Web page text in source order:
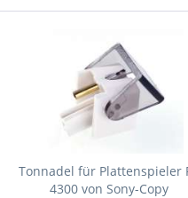
Tonnadel für Plattenspieler
4300 von Sony-Copy